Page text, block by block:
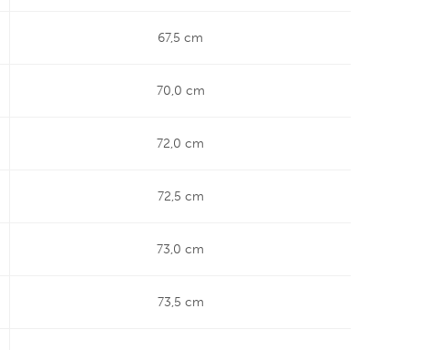
67,5 cm
70,0 cm
72,0 cm
72,5 cm
73,0 cm
73,5 cm